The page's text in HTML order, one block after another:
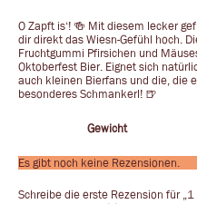
O Zapft is‘! 🍻 Mit diesem lecker
dir direkt das Wiesn-Gefühl hoch.
Fruchtgummi Pfirsichen und
Oktoberfest Bier. Eignet sich
auch kleinen Bierfans und die, die
besonderes Schmankerl! 🍺
Gewicht
Es gibt noch keine Rezensionen.
Schreibe die erste Rezension für